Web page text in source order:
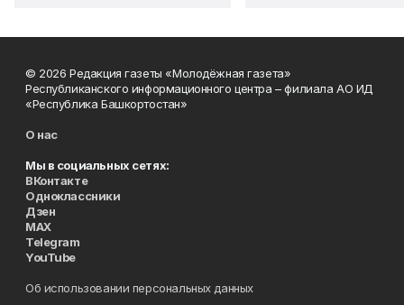
© 2026 Редакция газеты «Молодёжная газета»
Республиканского информационного центра – филиала АО ИД
«Республика Башкортостан»
О нас
Мы в социальных сетях:
ВКонтакте
Одноклассники
Дзен
MAX
Telegram
YouTube
Об использовании персональных данных